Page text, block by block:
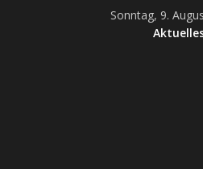
Sonntag, 9.